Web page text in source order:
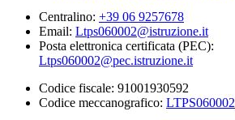
Centralino: +39 06 9257678
Email: Ltps060002@istruzione.it
Posta elettronica certificata (PEC):
Ltps060002@pec.istruzione.it
Codice fiscale: 91001930592
Codice meccanografico: LTPS060002